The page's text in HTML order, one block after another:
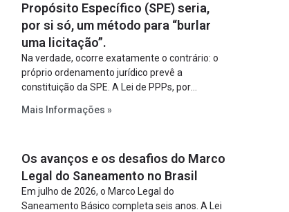
Propósito Específico (SPE) seria,
por si só, um método para “burlar
uma licitação”.
Na verdade, ocorre exatamente o contrário: o
próprio ordenamento jurídico prevê a
constituição da SPE. A Lei de PPPs, por
constitua uma SPE para implantar e gerir o
Lei de Concessões, a figura é facultativa e
sujeita a uma escolha racional de projeto a
projeto.
Mais Informações »
Os avanços e os desafios do Marco
Legal do Saneamento no Brasil
Em julho de 2026, o Marco Legal do
Saneamento Básico completa seis anos. A Lei